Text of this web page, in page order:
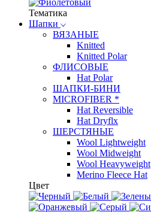
Тематика
Шапки
ВЯЗАНЫЕ
Knitted
Knitted Polar
ФЛИСОВЫЕ
Hat Polar
ШАПКИ-БИНИ
MICROFIBER *
Hat Reversible
Hat Dryflx
ШЕРСТЯНЫЕ
Wool Lightweight
Wool Midweight
Wool Heavyweight
Merino Fleece Hat
Цвет